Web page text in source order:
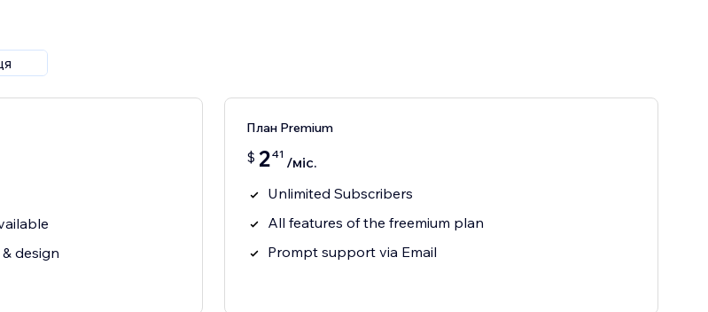
design
План Premium
$ 241 /міс.
Unlimited Subscribers
All features of the freemium plan
Prompt support via Email